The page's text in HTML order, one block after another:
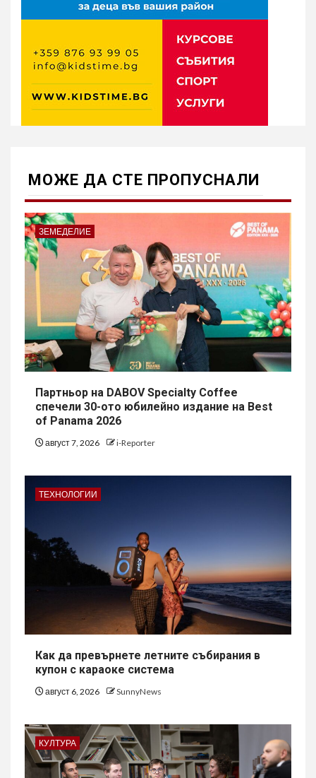
МОЖE ДА СТЕ ПРОПУСНАЛИ
ЗЕМЕДЕЛИЕ
Партньор на DABOV Specialty Coffee
спечели 30-ото юбилейно издание на Best
of Panama 2026
август 7, 2026 i-Reporter
ТЕХНОЛОГИИ
Как да превърнете летните събирания в
купон с караоке система
август 6, 2026 SunnyNews
КУЛТУРА